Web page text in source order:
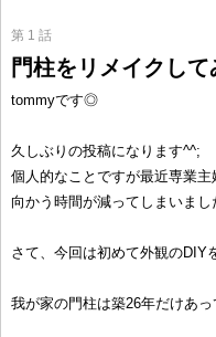
第 1 話
門柱をリメイクし
tommyです◎
久しぶりの投稿になります^^;
個人的なことですが最近専業
向かう時間が減ってしまいま
さて、今回は初めて外観のDIY
我が家の門柱は築26年だけあ